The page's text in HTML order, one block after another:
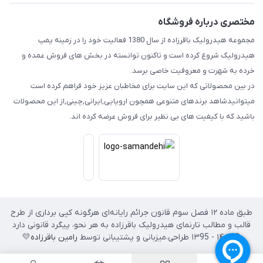
مختصری درباره فروشگاه
مجموعه هیدرولیک باقرزاده از سال 1380 فعالیت خود را در زمینه پمپ
هیدرولیک شروع کرده است و تاکنون توانسته در بخش های فروش عمده و
خرده به شهرت و معروفیت خاصی برسد.
در بین محصولاتی که این سایت برای مخاطبان عزیز خود فراهم کرده است
میتوانیدشاهد برندهای متنوعی همچون اروپایی,ایرانی,چینی,از این محصولات
باشید که با کیفیت های بی نظیر برای فروش عرضه کرده اند.
طبق ماده ۱۲ فصل سوم قانون جرائم رایانه‌ای هرگونه کپی برداری از طرح
قالب و مطالب تارنمای هیدرولیک باقرزاده به هر نحو، پیگرد قانونی دارد
© ۱۴۰۲ - ۱۳95 طراحی،‌میزبانی و پشتیبانی توسط
رامین باقرزاده💛